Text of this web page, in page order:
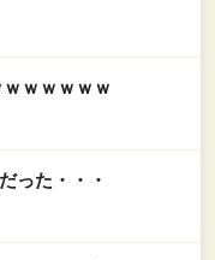
ｗｗｗｗｗ
った・・・